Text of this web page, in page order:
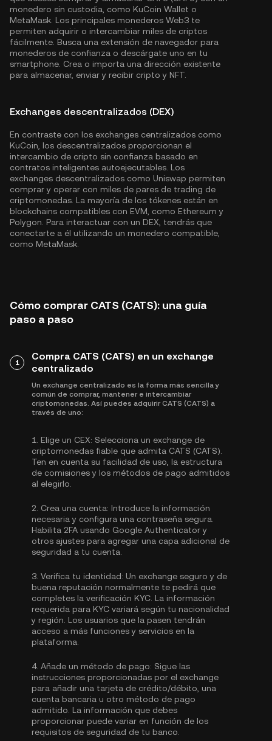
monedero sin custodia, como KuCoin Wallet o
MetaMask. Los principales monederos Web3 te
permiten adquirir o intercambiar miles de criptos
fácilmente. Busca una extensión de navegador para
monederos de confianza o descárgate uno en tu
smartphone. Crea o importa una dirección existente
para almacenar, enviar y recibir cripto y NFT.
Exchanges descentralizados (DEX)
En contraste con los exchanges centralizados como
KuCoin, los descentralizados proporcionan el
intercambio de cripto sin confianza basado en
contratos inteligentes autoejecutables. Los
exchanges descentralizados como Uniswap permiten
comprar y operar con miles de pares de trading de
criptomonedas. La mayoría de los tókenes están en
blockchains compatibles con EVM, como Ethereum y
Polygon . Para interactuar con un DEX, tendrás que
conectarte a él utilizando un monedero compatible,
como MetaMask.
Cómo comprar CATS (CATS): una guía
paso a paso
1
Compra CATS (CATS) en un exchange
centralizado
Un exchange centralizado es la forma más sencilla y
común de comprar, mantener e intercambiar
criptomonedas. Así puedes adquirir CATS (CATS) a
través de uno:
1. Elige un CEX: Selecciona un exchange de
criptomonedas fiable que admita CATS (CATS).
Ten en cuenta su facilidad de uso, la estructura
de comisiones y los métodos de pago admitidos
al elegirlo.
2. Crea una cuenta: Introduce la información
necesaria y configura una contraseña segura.
Habilita 2FA usando Google Authenticatory
otros ajustes para agregar una capa adicional de
seguridad a tu cuenta.
3. Verifica tu identidad: Un exchange seguro y de
buena reputación normalmente te pedirá que
completes la verificación KYC. La información
requerida para KYC variará según tu nacionalidad
y región. Los usuarios que la pasen tendrán
acceso a más funciones y servicios en la
plataforma.
4. Añade un método de pago: Sigue las
instrucciones proporcionadas por el exchange
para añadir una tarjeta de crédito/débito, una
cuenta bancaria u otro método de pago
admitido. La información que debes
proporcionar puede variar en función de los
requisitos de seguridad de tu banco.